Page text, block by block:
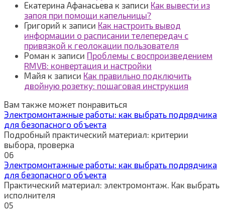
Екатерина Афанасьева к записи Как вывести из
запоя при помощи капельницы?
Григорий к записи Как настроить вывод
информации о расписании телепередач с
привязкой к геолокации пользователя
Роман к записи Проблемы с воспроизведением
RMVB: конвертация и настройки
Майя к записи Как правильно подключить
двойную розетку: пошаговая инструкция
Вам также может понравиться
Электромонтажные работы: как выбрать подрядчика
для безопасного объекта
Подробный практический материал: критерии
выбора, проверка
06
Электромонтажные работы: как выбрать подрядчика
для безопасного объекта
Практический материал: электромонтаж. Как выбрать
исполнителя
05